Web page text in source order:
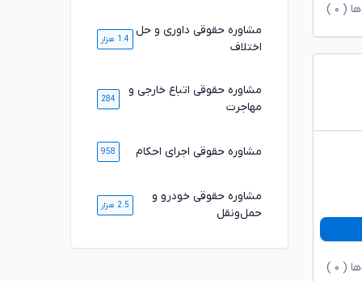
( ۰
( ۰
مشاوره حقوقی داوری و حل
اختلاف
1.4 هزار
مشاوره حقوقی اتباع خارجی و
مهاجرت
284
مشاوره حقوقی اجرای احکام 958
مشاوره حقوقی خودرو و
حمل‌ونقل
2.5 هزار